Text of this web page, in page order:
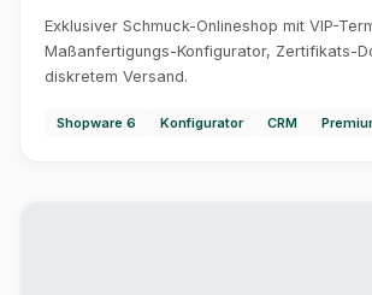
Exklusiver Schmuck-Onlineshop mit VIP-
Maßanfertigungs-Konfigurator, Zertifikats-
diskretem Versand.
Shopware 6 Konfigurator CRM